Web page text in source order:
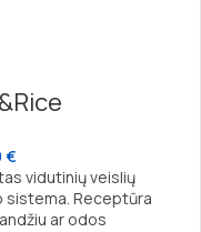
€
vidutinių veislių
sistema. Receptūra
ar odos